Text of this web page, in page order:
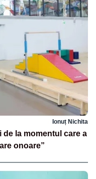
Ionuț Nichita
de la momentul care a
onoare”